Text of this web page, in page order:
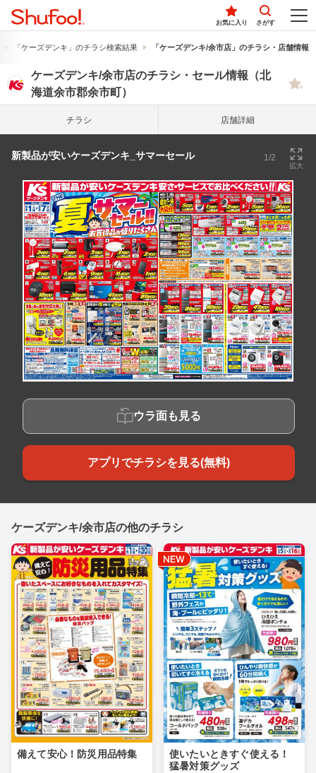
お気に入り さがす
「ケーズデンキ」のチラシ検索結果 「ケーズデンキ/余市店」のチラシ・店舗情報
ケーズデンキ/余市店のチラシ・セール情報（北
海道余市郡余市町）
チラシ 店舗詳細
新製品が安いケーズデンキ_サマーセール 1/2
拡大
ウラ面も見る
アプリでチラシを見る(無料)
ケーズデンキ/余市店の他のチラシ
備えて安心！防災用品特集
使いたいときすぐ使える！
猛暑対策グッズ